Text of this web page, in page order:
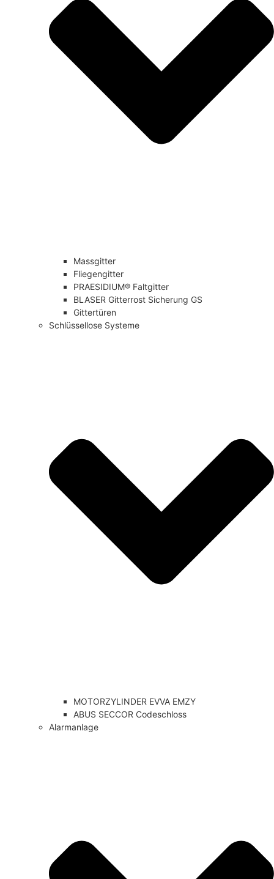
Massgitter
Fliegengitter
PRAESIDIUM® Faltgitter
BLASER Gitterrost Sicherung GS
Gittertüren
Schlüssellose Systeme
MOTORZYLINDER EVVA EMZY
ABUS SECCOR Codeschloss
Alarmanlage